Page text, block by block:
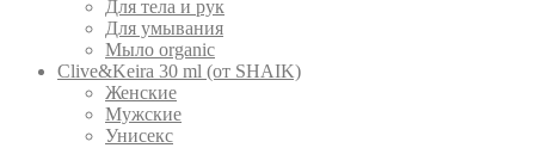
Для тела и рук
Для умывания
Мыло organic
Clive&Keira 30 ml (от SHAIK)
Женские
Мужские
Унисекс